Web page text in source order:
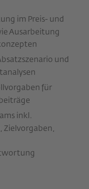
im Preis- und
Ausarbeitung
und
für
inkl.
Zielvorgaben,